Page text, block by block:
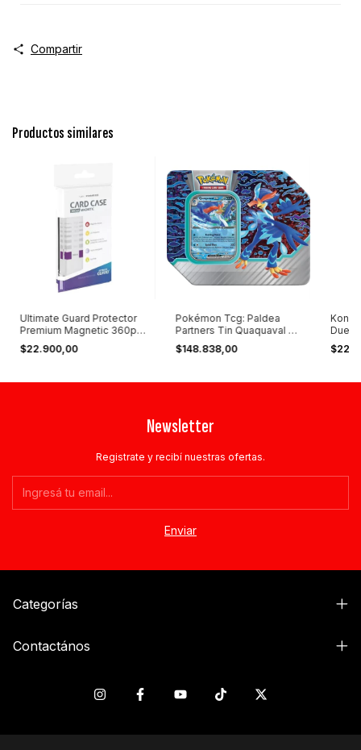
Compartir
Productos similares
Ultimate Guard Protector
Premium Magnetic 360pt
Standard X1
$22.900,00
Pokémon Tcg: Paldea
Partners Tin Quaquaval Ex
2023
$148.838,00
Newsletter
Registrate y recibí nuestras ofertas.
Categorías
Contactános